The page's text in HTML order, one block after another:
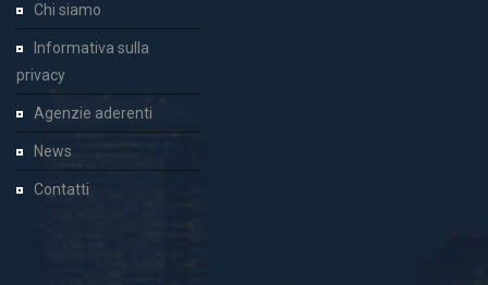
Chi siamo
Informativa sulla
privacy
Agenzie aderenti
News
Contatti